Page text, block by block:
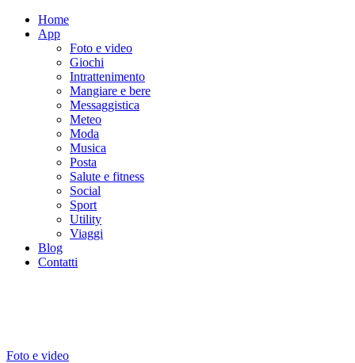
Home
App
Foto e video
Giochi
Intrattenimento
Mangiare e bere
Messaggistica
Meteo
Moda
Musica
Posta
Salute e fitness
Social
Sport
Utility
Viaggi
Blog
Contatti
Foto e video